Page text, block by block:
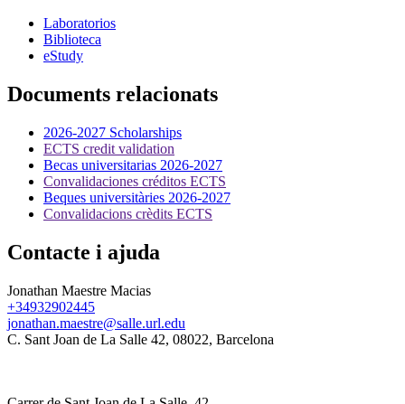
Laboratorios
Biblioteca
eStudy
Documents relacionats
2026-2027 Scholarships
ECTS credit validation
Becas universitarias 2026-2027
Convalidaciones créditos ECTS
Beques universitàries 2026-2027
Convalidacions crèdits ECTS
Contacte i ajuda
Jonathan Maestre Macias
+34932902445
jonathan.maestre@salle.url.edu
C. Sant Joan de La Salle 42, 08022, Barcelona